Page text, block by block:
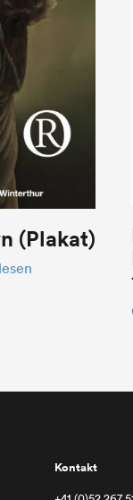
(Plakat)
Kontakt